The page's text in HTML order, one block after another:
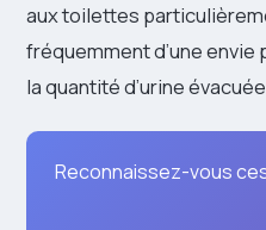
aux toilettes
fréquemment d’une envie
la quantité d’urine
Reconnaissez-vous